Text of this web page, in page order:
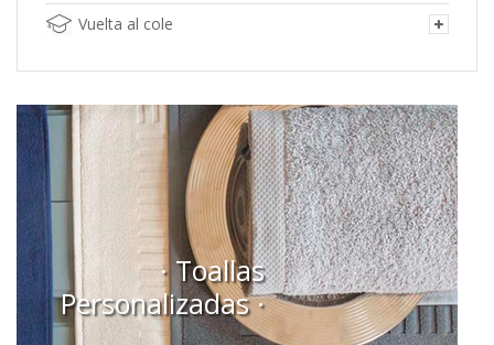
Vuelta al cole
· Toallas
Personalizadas ·